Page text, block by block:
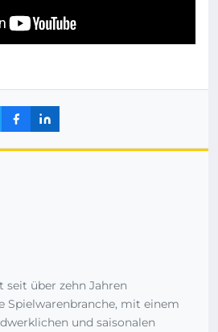
seit über zehn Jahren
Spielwarenbranche, mit einem
und saisonalen